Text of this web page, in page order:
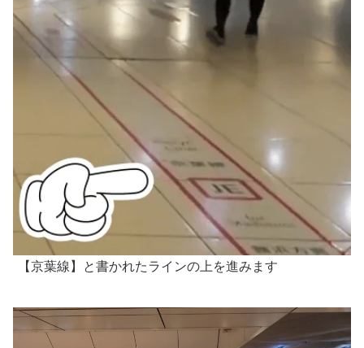
【京葉線】と書かれたラインの上を進みます